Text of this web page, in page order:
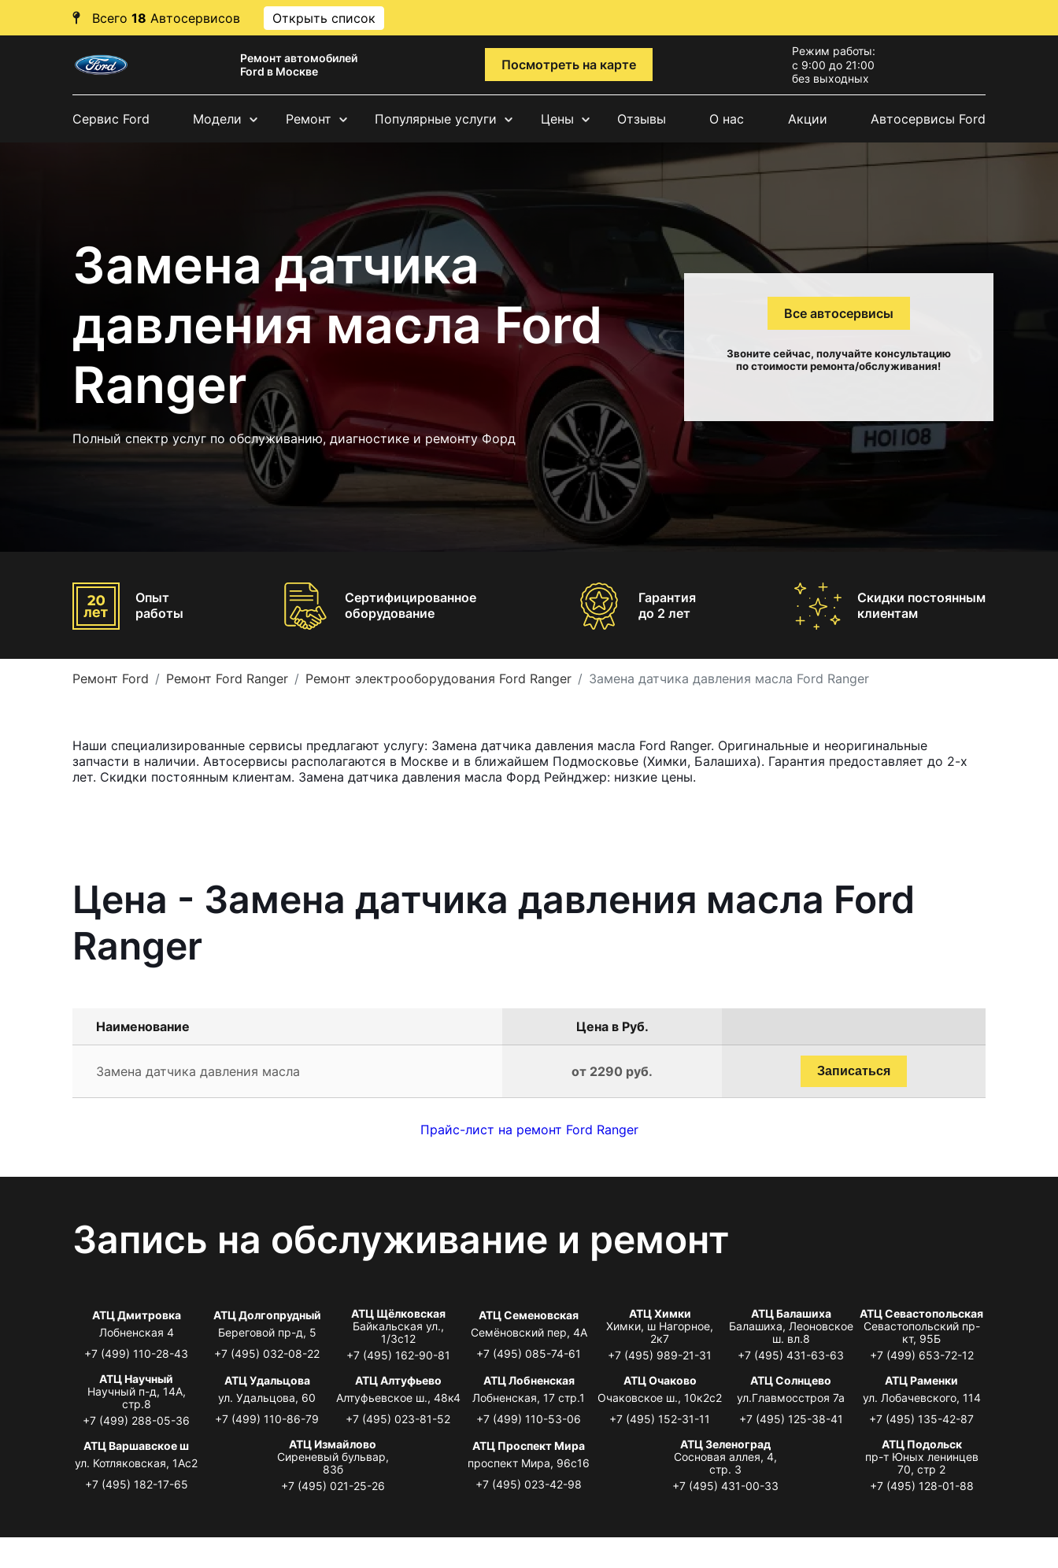
Всего 18 Автосервисов Открыть список
Ремонт автомобилей
Ford в Москве
Посмотреть на карте
Режим работы:
с 9:00 до 21:00
без выходных
Сервис Ford Модели Ремонт Популярные услуги Цены Отзывы О нас Акции Автосервисы Ford
Замена датчика
давления масла Ford
Ranger
Полный спектр услуг по обслуживанию, диагностике и ремонту Форд
Все автосервисы
Звоните сейчас, получайте консультацию
по стоимости ремонта/обслуживания!
Опыт
работы
Сертифицированное
оборудование
Гарантия
до 2 лет
Скидки постоянным
клиентам
Ремонт Ford Ремонт Ford Ranger Ремонт электрооборудования Ford Ranger Замена датчика давления масла Ford Ranger
Наши специализированные сервисы предлагают услугу: Замена датчика давления масла Ford Ranger. Оригинальные и неоригинальные
запчасти в наличии. Автосервисы располагаются в Москве и в ближайшем Подмосковье (Химки, Балашиха). Гарантия предоставляет до 2-х
лет. Скидки постоянным клиентам. Замена датчика давления масла Форд Рейнджер: низкие цены.
Цена - Замена датчика давления масла Ford
Ranger
Наименование Цена в Руб.
Замена датчика давления масла от 2290 руб. Записаться
Прайс-лист на ремонт Ford Ranger
Запись на обслуживание и ремонт
АТЦ Дмитровка
Лобненская 4
+7 (499) 110-28-43
АТЦ Долгопрудный
Береговой пр-д, 5
+7 (495) 032-08-22
АТЦ Щёлковская
Байкальская ул.,
1/3с12
+7 (495) 162-90-81
АТЦ Семеновская
Семёновский пер, 4А
+7 (495) 085-74-61
АТЦ Химки
Химки, ш Нагорное,
2к7
+7 (495) 989-21-31
АТЦ Балашиха
Балашиха, Леоновское
ш. вл.8
+7 (495) 431-63-63
АТЦ Севастопольская
Севастопольский пр-
кт, 95Б
+7 (499) 653-72-12
АТЦ Научный
Научный п-д, 14А,
стр.8
+7 (499) 288-05-36
АТЦ Удальцова
ул. Удальцова, 60
+7 (499) 110-86-79
АТЦ Алтуфьево
Алтуфьевское ш., 48к4
+7 (495) 023-81-52
АТЦ Лобненская
Лобненская, 17 стр.1
+7 (499) 110-53-06
АТЦ Очаково
Очаковское ш., 10к2с2
+7 (495) 152-31-11
АТЦ Солнцево
ул.Главмосстроя 7а
+7 (495) 125-38-41
АТЦ Раменки
ул. Лобачевского, 114
+7 (495) 135-42-87
АТЦ Варшавское ш
ул. Котляковская, 1Ас2
+7 (495) 182-17-65
АТЦ Измайлово
Сиреневый бульвар,
83б
+7 (495) 021-25-26
АТЦ Проспект Мира
проспект Мира, 96с16
+7 (495) 023-42-98
АТЦ Зеленоград
Сосновая аллея, 4,
стр. 3
+7 (495) 431-00-33
АТЦ Подольск
пр-т Юных ленинцев
70, стр 2
+7 (495) 128-01-88